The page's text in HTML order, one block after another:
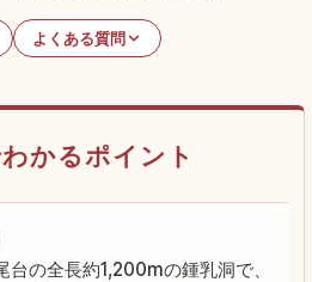
よくある質問
かるポイント
の全長約1,200mの鍾乳洞で、